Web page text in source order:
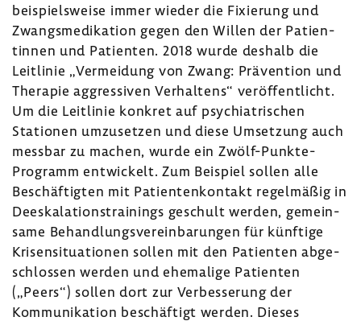
beispiels­weise immer wieder die Fixie­rung und
Zwangs­me­di­ka­tion gegen den Willen der Pati­en­
tinnen und Pati­enten. 2018 wurde deshalb die
Leit­linie „Vermei­dung von Zwang: Präven­tion und
Therapie aggres­siven Verhal­tens“ veröf­fent­licht.
Um die Leit­linie konkret auf psych­ia­tri­schen
Stationen umzu­setzen und diese Umset­zung auch
messbar zu machen, wurde ein Zwölf-​Punkte-
Programm entwi­ckelt. Zum Beispiel sollen alle
Beschäf­tigten mit Pati­en­ten­kon­takt regel­mäßig in
Dees­ka­la­ti­ons­trai­nings geschult werden, gemein­
same Behand­lungs­ver­ein­ba­rungen für künf­tige
Krisen­si­tua­tionen sollen mit den Pati­enten abge­
schlossen werden und ehema­lige Pati­enten
(„Peers“) sollen dort zur Verbes­se­rung der
Kommu­ni­ka­tion beschäf­tigt werden. Dieses